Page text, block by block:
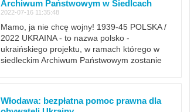
Archiwum Państwowym w Siedlcach
2022-07-16 11:35:48
Mamo, ja nie chcę wojny! 1939-45 POLSKA /
2022 UKRAINA - to nazwa polsko -
ukraińskiego projektu, w ramach którego w
siedleckim Archiwum Państwowym zostanie
Włodawa: bezpłatna pomoc prawna dla